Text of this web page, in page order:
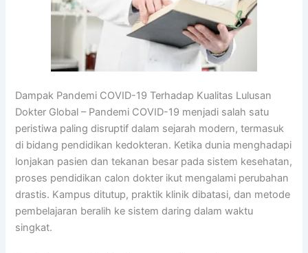
Dampak Pandemi COVID-19 Terhadap Kualitas Lulusan
Dokter Global – Pandemi COVID-19 menjadi salah satu
peristiwa paling disruptif dalam sejarah modern, termasuk
di bidang pendidikan kedokteran. Ketika dunia menghadapi
lonjakan pasien dan tekanan besar pada sistem kesehatan,
proses pendidikan calon dokter ikut mengalami perubahan
drastis. Kampus ditutup, praktik klinik dibatasi, dan metode
pembelajaran beralih ke sistem daring dalam waktu
singkat.